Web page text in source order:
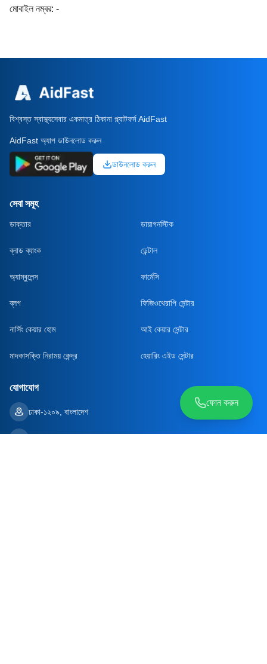
মোবাইল নম্বর: -
ফোন করুন
বিশ্বস্ত স্বাস্থ্যসেবার একমাত্র ঠিকানা প্ল্যাটফর্ম AidFast
AidFast অ্যাপ ডাউনলোড করুন
ডাউনলোড করুন
সেবা সমূহ
ডাক্তার ডায়াগনস্টিক
ব্লাড ব্যাংক ডেন্টাল
অ্যাম্বুলেন্স ফার্মেসি
ব্লগ ফিজিওথেরাপি সেন্টার
নার্সিং কেয়ার হোম আই কেয়ার সেন্টার
মাদকাসক্তি নিরাময় কেন্দ্র হেয়ারিং এইড সেন্টার
যোগাযোগ
ঢাকা-১২০৯, বাংলাদেশ